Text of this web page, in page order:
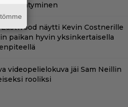
näytti Kevin Costnerille
paikan hyvin yksinkertaisella
videopelielokuva jäi Sam Neillin
rooliksi